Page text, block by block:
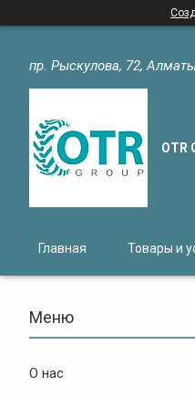
пр. Рыскулова, 72,
OTR
Главная Товары и
О нас